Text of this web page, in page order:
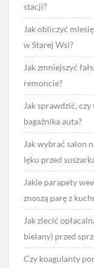
stacji?
Jak obliczyć
w Starej Wsi?
Jak zmniejszyć
remoncie?
Jak sprawdzić,
bagażnika auta?
Jak wybrać salon
lęku przed
Jakie parapety
znoszą parę z
Jak zlecić
bielany) przed
Czy koagulanty